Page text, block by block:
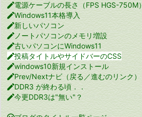
電源ケーブルの長さ（FPS HGS-750M）
Windows11本格導入
新しいパソコン
 ノートパソコンのメモリ増設
古いパソコンにWindows11
投稿タイトルやサイドバーのCSS
windows10新規インストール
Prev/Nextナビ（戻る／進むのリンク）
DDR3 が終わる頃．．
今更DDR3は"無い"？